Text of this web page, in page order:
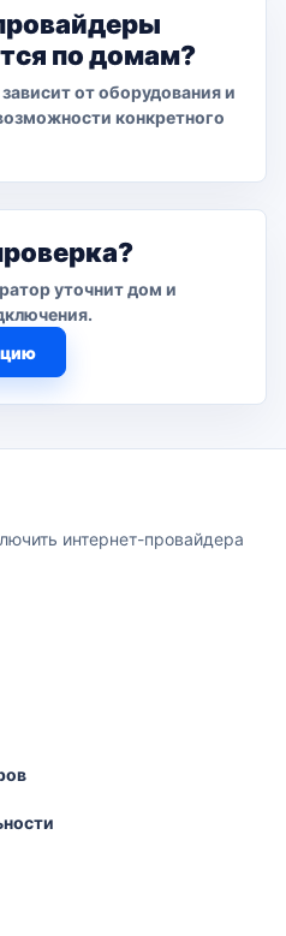
по домам?
от оборудования и
конкретного
уточнит дом и
интернет-провайдера